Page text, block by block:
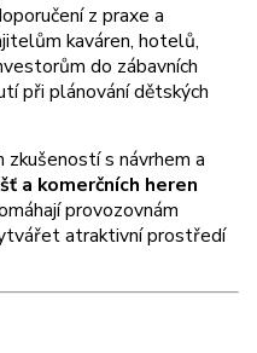
z praxe a
kaváren, hotelů,
do zábavních
při plánování dětských
zkušeností s návrhem a
a komerčních heren
provozovnám
atraktivní prostředí